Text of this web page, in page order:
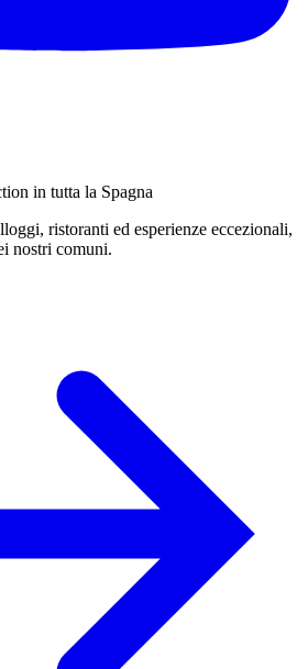
in tutta la Spagna
ristoranti ed esperienze eccezionali,
nostri comuni.